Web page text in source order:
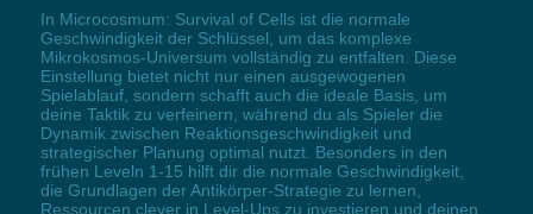
In Microcosmum: Survival of Cells ist die normale
Geschwindigkeit der Schlüssel, um das komplexe
Mikrokosmos-Universum vollständig zu entfalten. Diese
Einstellung bietet nicht nur einen ausgewogenen
Spielablauf, sondern schafft auch die ideale Basis, um
deine Taktik zu verfeinern, während du als Spieler die
Dynamik zwischen Reaktionsgeschwindigkeit und
strategischer Planung optimal nutzt. Besonders in den
frühen Leveln 1-15 hilft dir die normale Geschwindigkeit,
die Grundlagen der Antikörper-Strategie zu lernen,
Ressourcen clever in Level-Ups zu investieren und deinen